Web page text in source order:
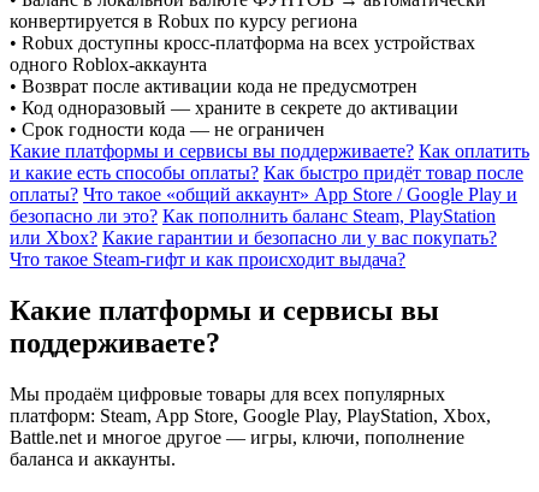
конвертируется в Robux по курсу региона
• Robux доступны кросс-платформа на всех устройствах
одного Roblox-аккаунта
• Возврат после активации кода не предусмотрен
• Код одноразовый — храните в секрете до активации
• Срок годности кода — не ограничен
Какие платформы и сервисы вы поддерживаете? Как оплатить
и какие есть способы оплаты? Как быстро придёт товар после
оплаты? Что такое «общий аккаунт» App Store / Google Play и
безопасно ли это? Как пополнить баланс Steam, PlayStation
или Xbox? Какие гарантии и безопасно ли у вас покупать?
Что такое Steam-гифт и как происходит выдача?
Какие платформы и сервисы вы
поддерживаете?
Мы продаём цифровые товары для всех популярных
платформ: Steam, App Store, Google Play, PlayStation, Xbox,
Battle.net и многое другое — игры, ключи, пополнение
баланса и аккаунты.